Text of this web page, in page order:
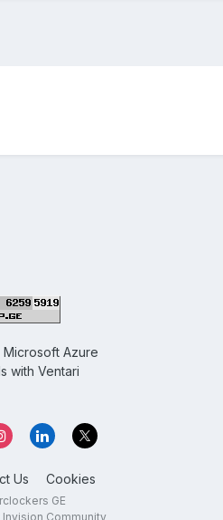
Microsoft Azure
with Ventari
Us Cookies
GE
Community